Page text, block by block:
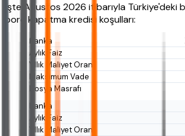
İşte Ağustos 2026 itibarıyla Türkiye'deki
borç kapatma kredisi koşulları: